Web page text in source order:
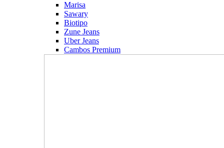
Marisa
Sawary
Biotipo
Zune Jeans
Uber Jeans
Cambos Premium